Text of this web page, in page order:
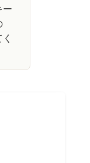
ー